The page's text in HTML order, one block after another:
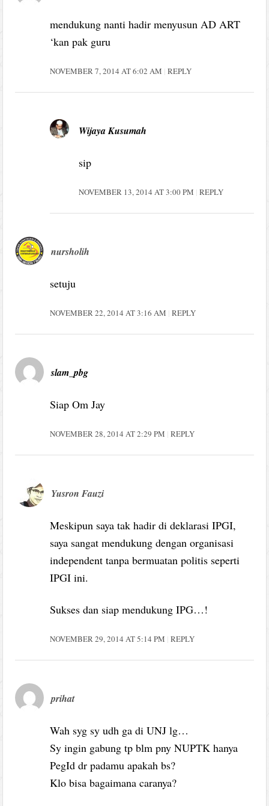
mendukung nanti hadir menyusun AD ART
‘kan pak guru
NOVEMBER 7, 2014 AT 6:02 AM REPLY
Wijaya Kusumah
sip
NOVEMBER 13, 2014 AT 3:00 PM REPLY
nursholih
setuju
NOVEMBER 22, 2014 AT 3:16 AM REPLY
slam_pbg
Siap Om Jay
NOVEMBER 28, 2014 AT 2:29 PM REPLY
Yusron Fauzi
Meskipun saya tak hadir di deklarasi IPGI,
saya sangat mendukung dengan organisasi
independent tanpa bermuatan politis seperti
IPGI ini.
Sukses dan siap mendukung IPG…!
NOVEMBER 29, 2014 AT 5:14 PM REPLY
prihat
Wah syg sy udh ga di UNJ lg…
Sy ingin gabung tp blm pny NUPTK hanya
PegId dr padamu apakah bs?
Klo bisa bagaimana caranya?